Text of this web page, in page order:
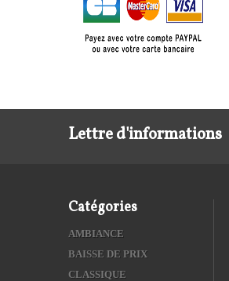
Lettre d'informations
Catégories
AMBIANCE
BAISSE DE PRIX
CLASSIQUE